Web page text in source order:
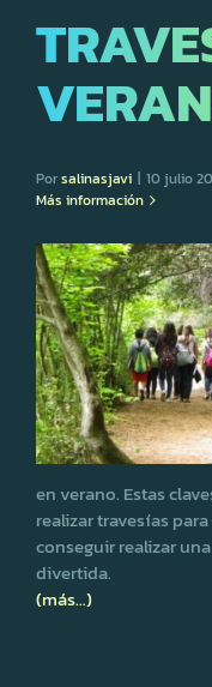
Porsalinasjavi | 10 julio
Más información
en verano. Estas
realizar travesías
conseguir realizar
divertida.
(más…)